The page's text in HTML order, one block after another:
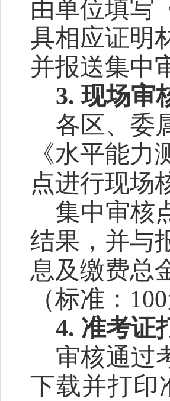
由单位填写
具相应证明
并报送集中
3.现场审
各区、委
《水平能力
点进行现场
集中审核
结果 ， 并与
息及缴费总
（标准：
4. 准考证
审核通过
下载并打印